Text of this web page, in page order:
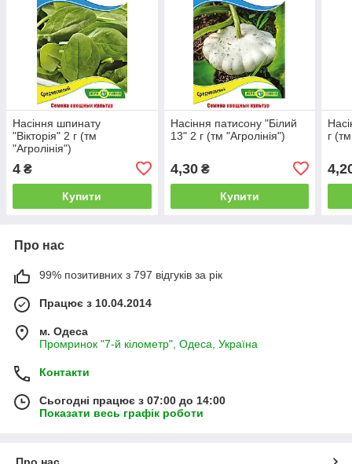
Насіння шпинату
"Вікторія" 2 г (тм
"Агролінія")
4 ₴
Купити
Насіння патисону "Білий
13" 2 г (тм "Агролінія")
4,30₴
Купити
г
Про нас
99% позитивних з 797 відгуків за рік
Працює з 10.04.2014
м. Одеса
Промринок "7-й кілометр", Одеса, Україна
Контакти
Сьогодні працює з 07:00 до 14:00
Показати весь графік роботи